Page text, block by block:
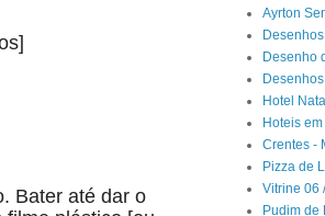
Bater até dar o
Ayrton
Desenho
Hotel
Hoteis
Crentes -
Pizza de
Vitrine 06
Pudim de